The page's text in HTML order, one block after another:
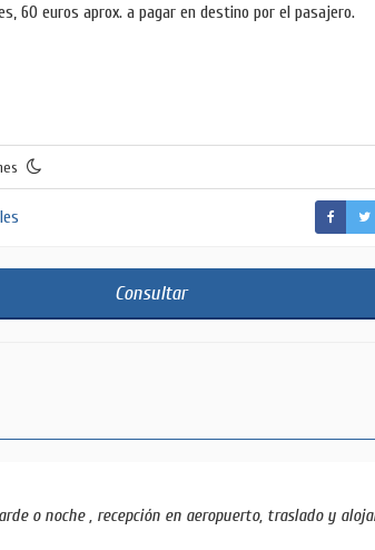
60 euros aprox. a pagar en destino por el pasajero.
Consultar
o noche , recepción en aeropuerto, traslado y